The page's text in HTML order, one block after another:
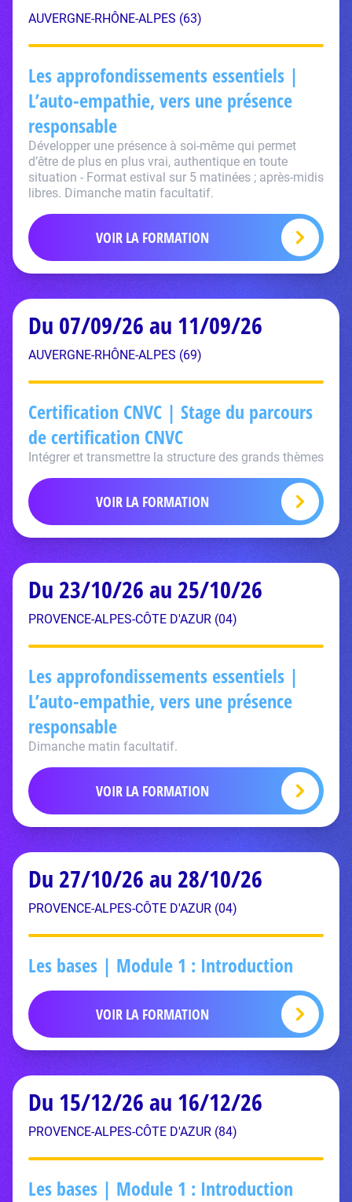
AUVERGNE-RHÔNE-ALPES (63)
Les approfondissements essentiels |
L’auto-empathie, vers une présence
responsable
Développer une présence à soi-même qui permet
d’être de plus en plus vrai, authentique en toute
situation - Format estival sur 5 matinées ; après-midis
libres. Dimanche matin facultatif.
VOIR LA FORMATION
Du 07/09/26 au 11/09/26
AUVERGNE-RHÔNE-ALPES (69)
Certification CNVC | Stage du parcours
de certification CNVC
Intégrer et transmettre la structure des grands thèmes
VOIR LA FORMATION
Du 23/10/26 au 25/10/26
PROVENCE-ALPES-CÔTE D'AZUR (04)
Les approfondissements essentiels |
L’auto-empathie, vers une présence
responsable
Dimanche matin facultatif.
VOIR LA FORMATION
Du 27/10/26 au 28/10/26
PROVENCE-ALPES-CÔTE D'AZUR (04)
Les bases | Module 1 : Introduction
VOIR LA FORMATION
Du 15/12/26 au 16/12/26
PROVENCE-ALPES-CÔTE D'AZUR (84)
Les bases | Module 1 : Introduction